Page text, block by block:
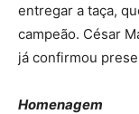
entregar a taça,
campeão. César
já confirmou
Homenagem